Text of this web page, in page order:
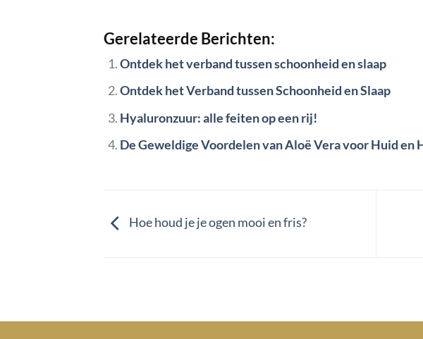
Gerelateerde Berichten:
Ontdek het verband tussen schoonheid en slaap
Ontdek het Verband tussen Schoonheid en Slaap
Hyaluronzuur: alle feiten op een rij!
De Geweldige Voordelen van Aloë Vera voor Huid en
Hoe houd je je ogen mooi en fris?